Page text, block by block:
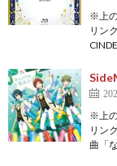
※上
リン
※上
リン
曲「